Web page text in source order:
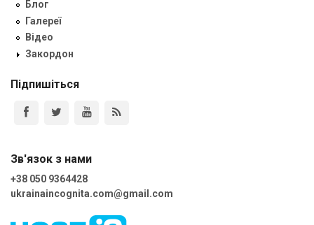
Блог
Галереї
Відео
Закордон
Підпишіться
Зв'язок з нами
+38 050 9364428
ukrainaincognita.com@gmail.com